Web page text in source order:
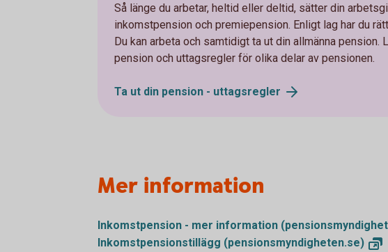
Så länge du arbetar, heltid eller deltid, sätter din
inkomstpension och premiepension. Enligt lag har du
Du kan arbeta och samtidigt ta ut din allmänna pension.
pension och uttagsregler för olika delar av pensionen.
Ta ut din pension - uttagsregler
Mer information
Inkomstpension - mer information
Inkomstpensionstillägg (pensionsmyndigheten.se)